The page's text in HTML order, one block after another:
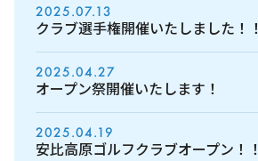
2025.07.13
クラブ選手権開催いたしました！！
2025.04.27
オープン祭開催いたします！
2025.04.19
安比高原ゴルフクラブオープン！！